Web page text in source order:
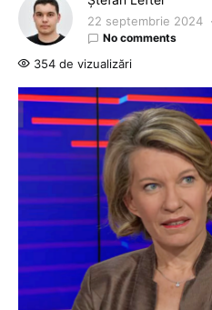
22 septembrie 2024
No comments
354 de vizualizări